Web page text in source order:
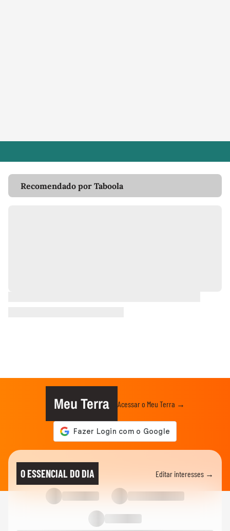
Recomendado por Taboola
Meu Terra Acessar o Meu Terra →
O ESSENCIAL DO DIA Editar interesses →